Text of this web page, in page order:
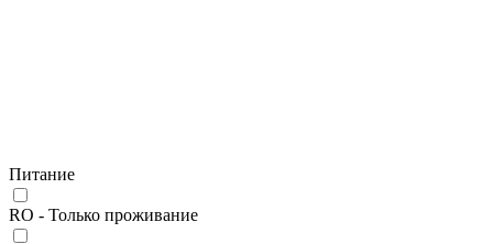
Питание
RO - Только проживание